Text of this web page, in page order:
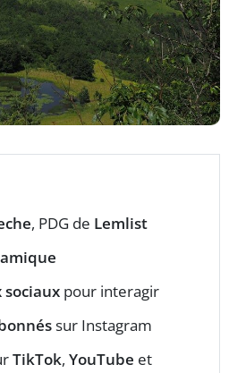
, PDG de Lemlist
sociaux pour interagir
sur Instagram
TikTok, YouTube et